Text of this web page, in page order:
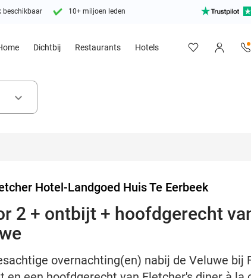
beschikbaar 10+ miljoen leden
Dichtbij Restaurants Hotels
keyboard_arrow_down
Hotel-Landgoed Huis Te Eerbeek
2 + ontbijt + hoofdgerecht
overnachting(en) nabij de Veluwe bij